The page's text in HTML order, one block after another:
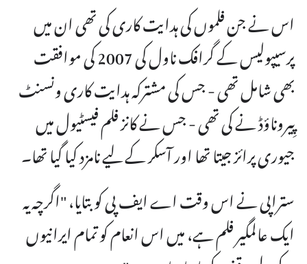
اس نے جن فلموں کی ہدایت کاری کی تھی ان میں
پرسیپولیس کے گرافک ناول کی 2007 کی موافقت
بھی شامل تھی - جس کی مشترکہ ہدایت کاری ونسنٹ
پِیروناؤڈ نے کی تھی - جس نے کانز فلم فیسٹیول میں
جیوری پرائز جیتا تھا اور آسکر کے لیے نامزد کیا گیا تھا۔
ستراپی نے اس وقت اے ایف پی کو بتایا، "اگرچہ یہ
ایک عالمگیر فلم ہے، میں اس انعام کو تمام ایرانیوں